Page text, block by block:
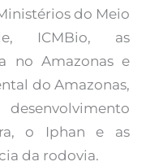
do Meio
ICMBio, as
no Amazonas e
do Amazonas,
o Iphan e as
da rodovia.